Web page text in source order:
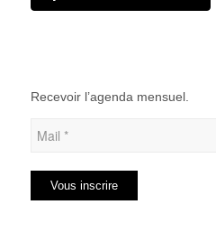
Recevoir l’agenda mensuel.